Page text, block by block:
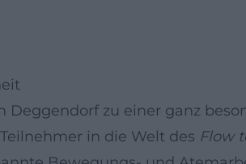
Deggendorf zu einer ganz
in die Welt des Flow